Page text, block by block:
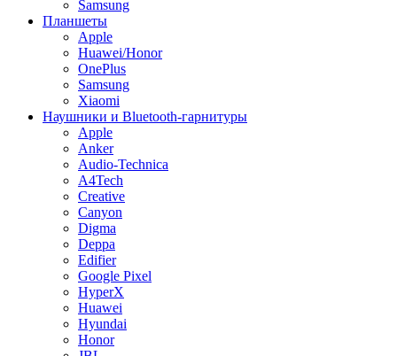
Samsung
Планшеты
Apple
Huawei/Honor
OnePlus
Samsung
Xiaomi
Наушники и Bluetooth-гарнитуры
Apple
Anker
Audio-Technica
A4Tech
Creative
Canyon
Digma
Deppa
Edifier
Google Pixel
HyperX
Huawei
Hyundai
Honor